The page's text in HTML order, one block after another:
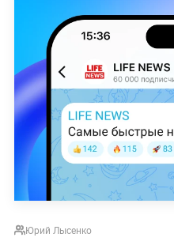
Юрий Лысенко